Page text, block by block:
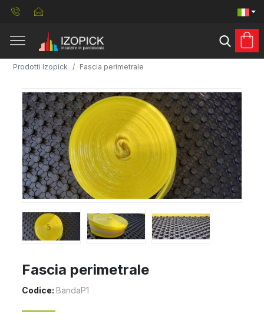
Prodotti Izopick Fascia perimetrale
Fascia perimetrale
Codice: BandaP1